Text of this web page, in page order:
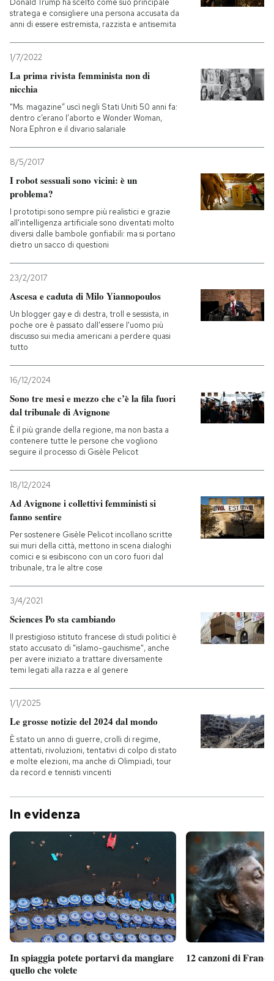
Donald Trump ha scelto come suo principale
stratega e consigliere una persona accusata da
anni di essere estremista, razzista e antisemita
1/7/2022
La prima rivista femminista non di
nicchia
"Ms. magazine” uscì negli Stati Uniti 50 anni fa:
dentro c’erano l’aborto e Wonder Woman,
Nora Ephron e il divario salariale
8/5/2017
I robot sessuali sono vicini: è un
problema?
I prototipi sono sempre più realistici e grazie
all'intelligenza artificiale sono diventati molto
diversi dalle bambole gonfiabili: ma si portano
dietro un sacco di questioni
23/2/2017
Ascesa e caduta di Milo Yiannopoulos
Un blogger gay e di destra, troll e sessista, in
poche ore è passato dall'essere l'uomo più
discusso sui media americani a perdere quasi
tutto
16/12/2024
Sono tre mesi e mezzo che c’è la fila fuori
dal tribunale di Avignone
È il più grande della regione, ma non basta a
contenere tutte le persone che vogliono
seguire il processo di Gisèle Pelicot
18/12/2024
Ad Avignone i collettivi femministi si
fanno sentire
Per sostenere Gisèle Pelicot incollano scritte
sui muri della città, mettono in scena dialoghi
comici e si esibiscono con un coro fuori dal
tribunale, tra le altre cose
3/4/2021
Sciences Po sta cambiando
Il prestigioso istituto francese di studi politici è
stato accusato di "islamo-gauchisme", anche
per avere iniziato a trattare diversamente
temi legati alla razza e al genere
1/1/2025
Le grosse notizie del 2024 dal mondo
È stato un anno di guerre, crolli di regime,
attentati, rivoluzioni, tentativi di colpo di stato
e molte elezioni, ma anche di Olimpiadi, tour
da record e tennisti vincenti
In evidenza
In spiaggia potete portarvi da mangiare
quello che volete
12 canzoni di